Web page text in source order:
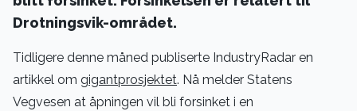
Drotningsvik-området.
Tidligere denne måned publiserte IndustryRadar en
artikkel om gigantprosjektet. Nå melder Statens
Vegvesen at åpningen vil bli forsinket i en